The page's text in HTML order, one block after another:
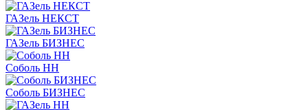
ГАЗель НЕКСТ
ГАЗель БИЗНЕС
Соболь НН
Соболь БИЗНЕС